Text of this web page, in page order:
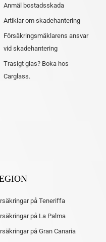
Anmäl bostadsskada
Artiklar om skadehantering
Försäkringsmäklarens ansvar
vid skadehantering
Trasigt glas? Boka hos
Carglass.
på Teneriffa
på La Palma
på Gran Canaria